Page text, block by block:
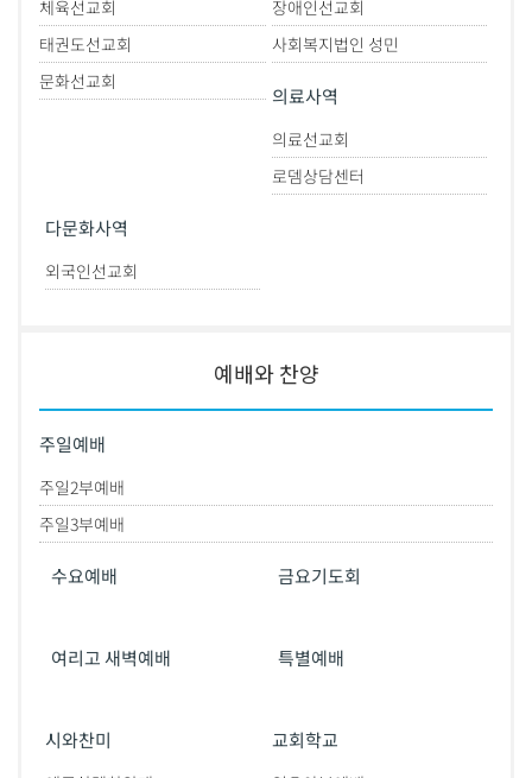
체육선교회
태권도선교회
문화선교회
장애인선교회
사회복지법인 성민
의료사역
의료선교회
로뎀상담센터
다문화사역
외국인선교회
예배와 찬양
주일예배
주일2부예배
주일3부예배
수요예배 금요기도회
여리고 새벽예배 특별예배
시와찬미 교회학교